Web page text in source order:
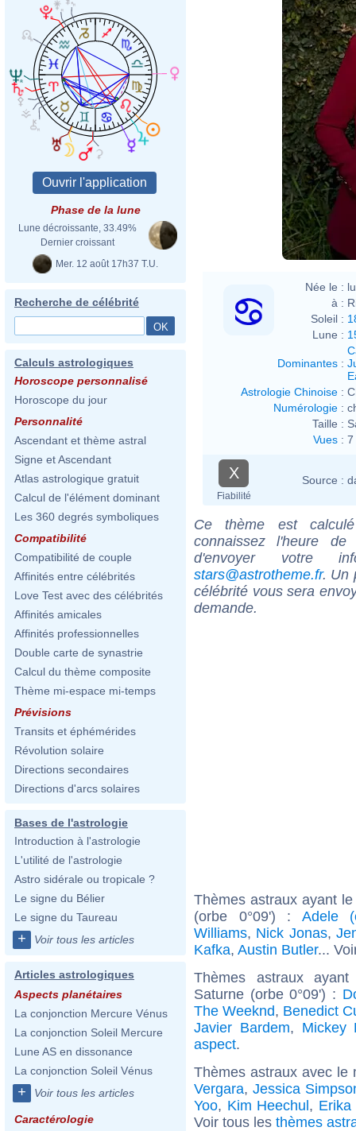
Phase de la lune
Lune décroissante, 33.49%
Dernier croissant
Mer. 12 août 17h37 T.U.
Recherche de célébrité
Calculs astrologiques
Horoscope personnalisé
Horoscope du jour
Personnalité
Ascendant et thème astral
Signe et Ascendant
Atlas astrologique gratuit
Calcul de l'élément dominant
Les 360 degrés symboliques
Compatibilité
Compatibilité de couple
Affinités entre célébrités
Love Test avec des célébrités
Affinités amicales
Affinités professionnelles
Double carte de synastrie
Calcul du thème composite
Thème mi-espace mi-temps
Prévisions
Transits et éphémérides
Révolution solaire
Directions secondaires
Directions d'arcs solaires
Bases de l'astrologie
Introduction à l'astrologie
L'utilité de l'astrologie
Astro sidérale ou tropicale ?
Le signe du Bélier
Le signe du Taureau
+ Voir tous les articles
Articles astrologiques
Aspects planétaires
La conjonction Mercure Vénus
La conjonction Soleil Mercure
Lune AS en dissonance
La conjonction Soleil Vénus
+ Voir tous les articles
Caractérologie
Née le :
à :
Soleil :
Lune :
Dominantes :
Astrologie Chinoise :
Numérologie :
Taille :
Vues : 7
X
Fiabilité
Source :
Ce thème est
connaissez l'heure
d'envoyer votre
stars@astrotheme.fr. Un
célébrité vous sera
demande.
Thèmes astraux ayant
(orbe 0°09') : Adele
Williams, Nick Jonas,
Kafka, Austin Butler...
Thèmes astraux
Saturne (orbe 0°09') :
The Weeknd, Benedict
Javier Bardem, Mickey
aspect.
Thèmes astraux avec
Vergara, Jessica
Yoo, Kim Heechul, Erika
Voir tous les thèmes